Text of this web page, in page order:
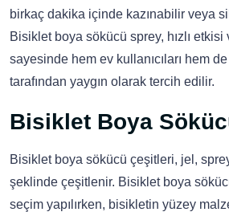
birkaç dakika içinde kazınabilir veya
Bisiklet boya sökücü sprey, hızlı etkisi
sayesinde hem ev kullanıcıları hem
tarafından yaygın olarak tercih edilir.
Bisiklet Boya
Bisiklet boya sökücü çeşitleri, jel,
şeklinde çeşitlenir. Bisiklet boya
seçim yapılırken, bisikletin yüzey